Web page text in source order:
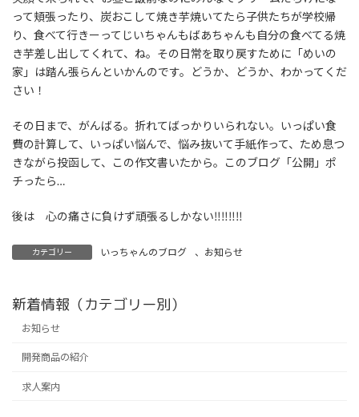
って頬張ったり、炭おこして焼き芋焼いてたら子供たちが学校帰
り、食べて行きーってじいちゃんもばあちゃんも自分の食べてる焼
き芋差し出してくれて、ね。その日常を取り戻すために「めいの
家」は踏ん張らんといかんのです。どうか、どうか、わかってくだ
さい！
その日まで、がんばる。折れてばっかりいられない。いっぱい食
費の計算して、いっぱい悩んで、悩み抜いて手紙作って、ため息つ
きながら投函して、この作文書いたから。このブログ「公開」ポ
チったら…
後は 心の痛さに負けず頑張るしかない‼‼‼‼
カテゴリー いっちゃんのブログ 、 お知らせ
新着情報（カテゴリー別）
お知らせ
開発商品の紹介
求人案内